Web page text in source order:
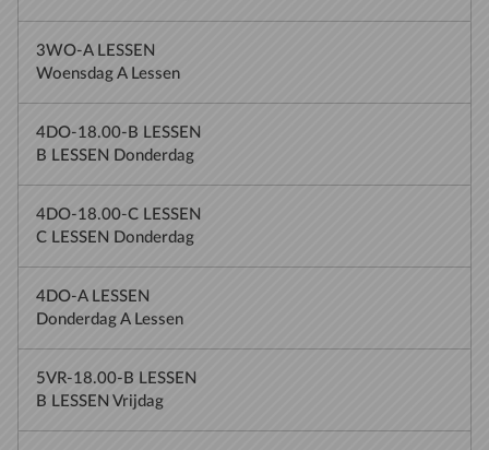
3WO-A LESSEN
Woensdag A Lessen
4DO-18.00-B LESSEN
B LESSEN Donderdag
4DO-18.00-C LESSEN
C LESSEN Donderdag
4DO-A LESSEN
Donderdag A Lessen
5VR-18.00-B LESSEN
B LESSEN Vrijdag